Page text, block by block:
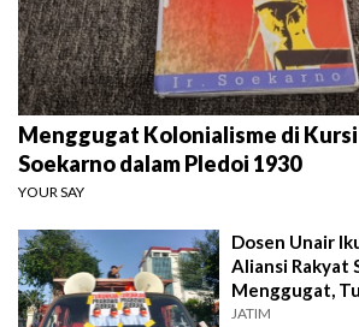
Menggugat Kolonialisme di
Soekarno dalam Pledoi 1930
YOUR SAY
Dosen Unair
Aliansi Rakyat
Menggugat,
Gibran Mundur
JATIM